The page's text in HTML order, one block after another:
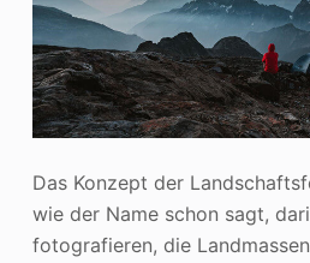
Das Konzept der
wie der Name schon sagt,
fotografieren, die